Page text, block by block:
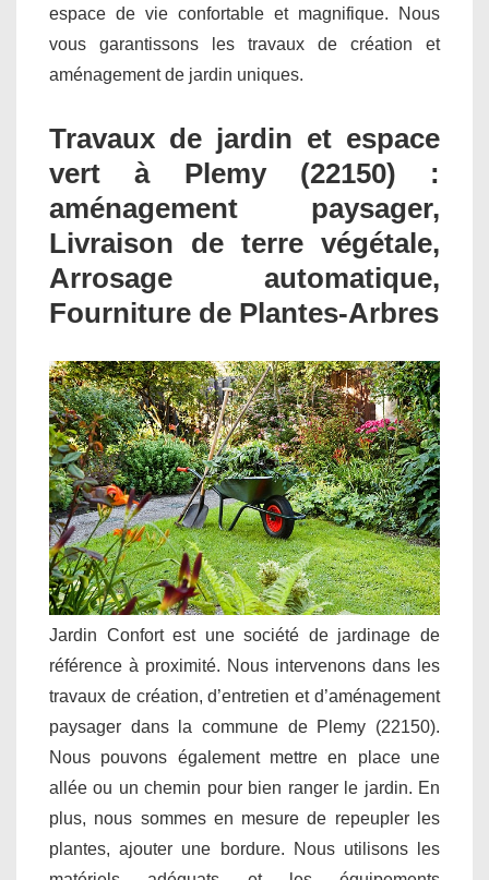
espace de vie confortable et magnifique. Nous
vous garantissons les travaux de création et
aménagement de jardin uniques.
Travaux de jardin et espace
vert à Plemy (22150) :
aménagement paysager,
Livraison de terre végétale,
Arrosage automatique,
Fourniture de Plantes-Arbres
Jardin Confort est une société de jardinage de
référence à proximité. Nous intervenons dans les
travaux de création, d’entretien et d’aménagement
paysager dans la commune de Plemy (22150).
Nous pouvons également mettre en place une
allée ou un chemin pour bien ranger le jardin. En
plus, nous sommes en mesure de repeupler les
plantes, ajouter une bordure. Nous utilisons les